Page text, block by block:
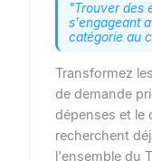
"Trouver des
s'engageant
catégorie au
Transformez
de demande
dépenses et le
recherchent
l'ensemble du